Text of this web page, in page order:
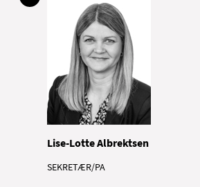
Lise-Lotte Albrektsen
SEKRETÆR/PA